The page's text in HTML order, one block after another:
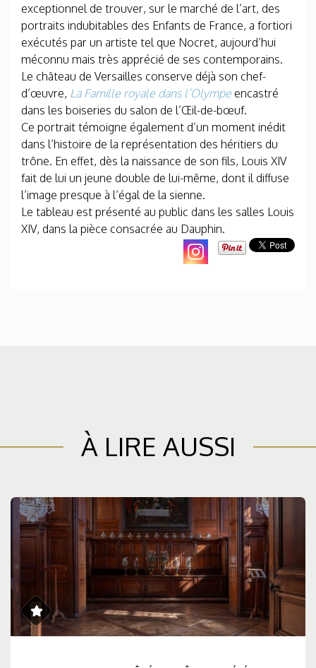
exceptionnel de trouver, sur le marché de l’art, des
portraits indubitables des Enfants de France, a fortiori
exécutés par un artiste tel que Nocret, aujourd’hui
méconnu mais très apprécié de ses contemporains.
Le château de Versailles conserve déjà son chef-
d’œuvre, La Famille royale dans l’Olympe encastré
dans les boiseries du salon de l’Œil-de-bœuf.
Ce portrait témoigne également d’un moment inédit
dans l’histoire de la représentation des héritiers du
trône. En effet, dès la naissance de son fils, Louis XIV
fait de lui un jeune double de lui-même, dont il diffuse
l’image presque à l’égal de la sienne.
Le tableau est présenté au public dans les salles Louis
XIV, dans la pièce consacrée au Dauphin.
À LIRE AUSSI